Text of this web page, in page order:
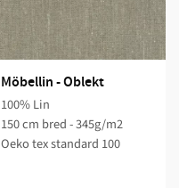
Möbellin - Oblekt
100% Lin
150 cm bred - 345g/m2
Oeko tex standard 100